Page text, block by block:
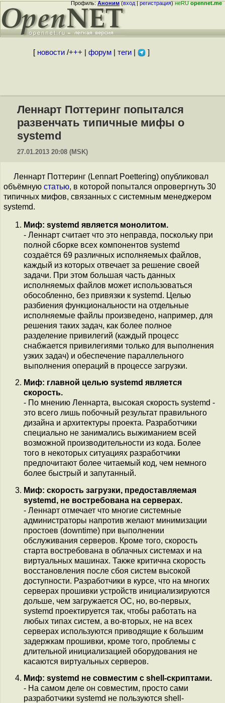
Профиль:Аноним(вход|регистрация)неRUopennet.me
[ новости/+++ форум| теги| ]
Леннарт Поттеринг попытался
развенчать типичные мифы о
systemd
27.01.2013 20:08 (MSK)
Леннарт Поттеринг (Lennart Poettering) опубликовал
объёмную статью, в которой попытался опровергнуть 30
типичных мифов, связанных с системным менеджером
systemd.
Миф: systemd является монолитом.
- Леннарт считает что это неправда, поскольку при
полной сборке всех компонентов systemd
создаётся 69 различных исполняемых файлов,
каждый из которых отвечает за решение своей
задачи. При этом большая часть данных
исполняемых файлов может использоваться
обособленно, без привязки к systemd. Целью
разбиения функциональности на отдельные
исполняемые файлы произведено, например, для
решения таких задач, как более полное
разделение привилегий (каждый процесс
снабжается привилегиями только для выполнения
узких задач) и обеспечение параллельного
выполнения операций в процессе загрузки.
Миф: главной целью systemd является
скорость.
- По мнению Леннарта, высокая скорость systemd -
это всего лишь побочный результат правильного
дизайна и архитектуры проекта. Разработчики
специально не занимались выжиманием всей
возможной производительности из кода. Более
того в некоторых ситуациях разработчики
предпочитают более читаемый код, чем немного
более быстрый и запутанный.
Миф: скорость загрузки, предоставляемая
systemd, не востребована на серверах.
- Леннарт отмечает что многие системные
администраторы напротив желают минимизации
простоев (downtime) при выполнении
обслуживания серверов. Кроме того, скорость
старта востребована в облачных системах и на
виртуальных машинах. Также критична скорость
восстановления после сбоя систем высокой
доступности. Разработчики в курсе, что на многих
серверах прошивки устройств инициализируются
дольше, чем загружается ОС, но, во-первых,
systemd проектируется так, чтобы работать на
любых типах систем, а во-вторых, не на всех
серверах используются приводящие к большим
задержкам прошивки, кроме того, проблемы с
длительной инициализацией оборудования не
касаются виртуальных серверов.
Миф: systemd не совместим с shell-скриптами.
- На самом деле он совместим, просто сами
разработчики systemd не пользуются shell-